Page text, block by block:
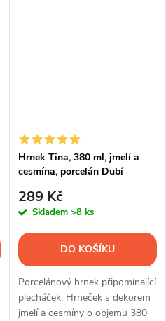
Hrnek Tina, 380 ml, jmelí a
cesmína, porcelán Dubí
289 Kč
Skladem >8 ks
DO KOŠÍKU
Porcelánový hrnek připomínající
plecháček. Hrneček s dekorem
jmelí a cesmíny o objemu 380